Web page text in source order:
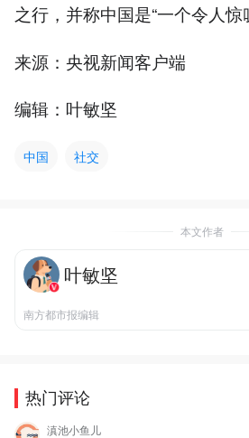
之行，并称中国是“一个令人惊
来源：央视新闻客户端
编辑：叶敏坚
中国 社交
本文作者
叶敏坚
南方都市报编辑
热门评论
滇池小鱼儿